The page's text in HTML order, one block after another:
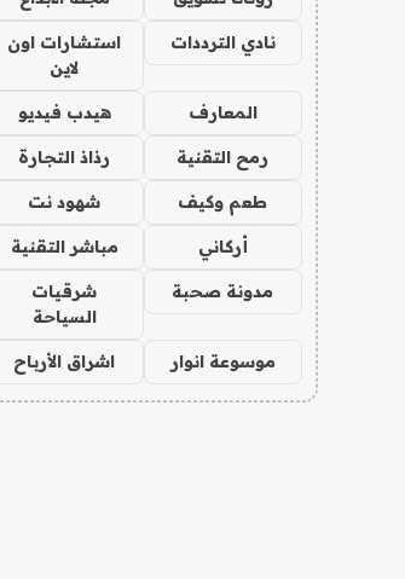
نادي الترددات
استشارات اون
لاين
المعارف هيدب فيديو
رمح التقنية رذاذ التجارة
طعم وكيف شهود نت
أركاني مباشر التقنية
مدونة صحبة
شرقيات
السياحة
موسوعة انوار اشراق الأرباح